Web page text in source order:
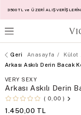
3500 TL ve ÜZERİ
Anasayfa Külot
Arkası Askılı Derin Bacak
VERY SEXY
Arkası Askılı Derin
0,00
1.450,00 TL